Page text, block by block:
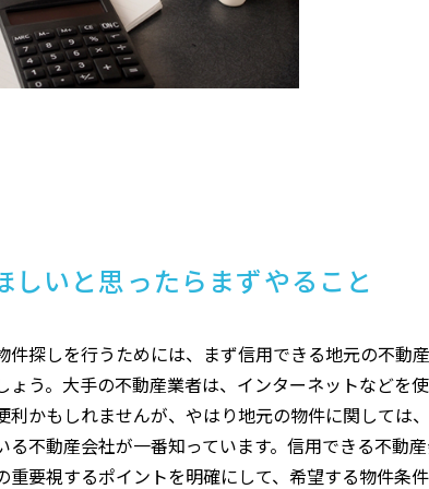
しいと思ったらまずやること
件探しを行うためには、まず信用できる地元の不動
ょう。大手の不動産業者は、インターネットなどを
利かもしれませんが、やはり地元の物件に関しては
る不動産会社が一番知っています。信用できる不動
重要視するポイントを明確にして、希望する物件条